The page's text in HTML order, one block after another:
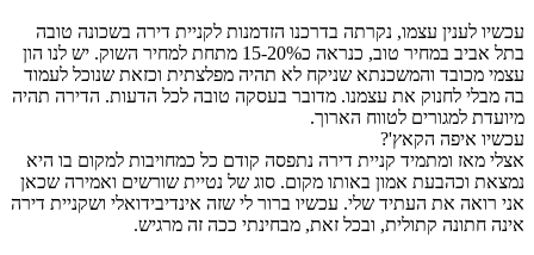
עכשיו לענין עצמו, נקרתה בדרכנו הזדמנות לקניית דירה בשכונה טובה
בתל אביב במחיר טוב, כנראה כ15-20% מתחת למחיר השוק. יש לנו הון
עצמי מכובד והמשכנתא שניקח לא תהיה מפלצתית וכזאת שנוכל לעמוד
בה מבלי לחנוק את עצמנו. מדובר בעסקה טובה לכל הדעות. הדירה תהיה
מיועדת למגורים לטווח הארוך.
עכשיו איפה הקאץ'?
אצלי מאז ומתמיד קניית דירה נתפסה קודם כל כמחויבות למקום בו היא
נמצאת וכהבעת אמון באותו מקום. סוג של נטיית שורשים ואמירה שכאן
אני רואה את העתיד שלי. עכשיו ברור לי שזה אינדיבידואלי ושקניית דירה
אינה חתונה קתולית, ובכל זאת, מבחינתי ככה זה מרגיש.